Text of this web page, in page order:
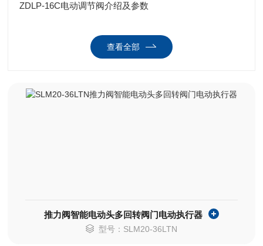
ZDLP-16C电动调节阀介绍及参数
查看全部
推力阀智能电动头多回转阀门电动执行器
型号：SLM20-36LTN